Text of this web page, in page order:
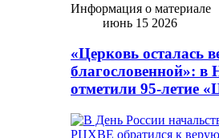
Информация о материале
июнь 15 2026
«Церковь осталась
благословенной»: в
отметили 95-летие